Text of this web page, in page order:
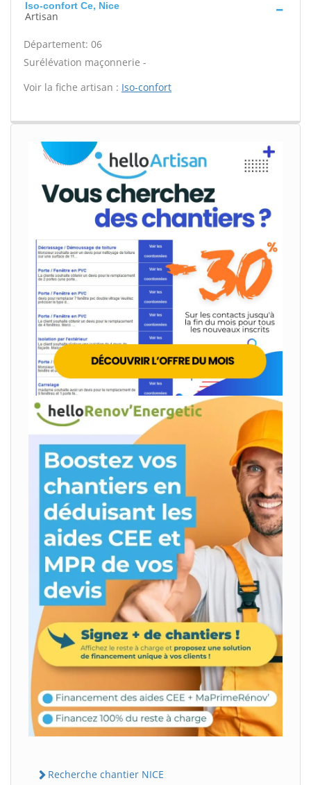
Iso-confort Ce, Nice
Artisan
Département: 06
Surélévation maçonnerie -
Voir la fiche artisan : Iso-confort
Recherche chantier NICE